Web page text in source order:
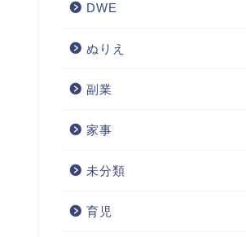
DWE
ぬりえ
副業
家事
未分類
育児